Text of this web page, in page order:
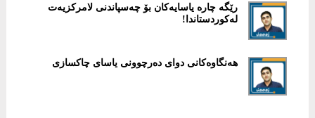
رێگە چارە یاسایەكان بۆ چەسپاندنی لامركزیەت
لەكوردستاندا!
هەنگاوەكانی دوای دەرچوونی یاسای چاكسازی